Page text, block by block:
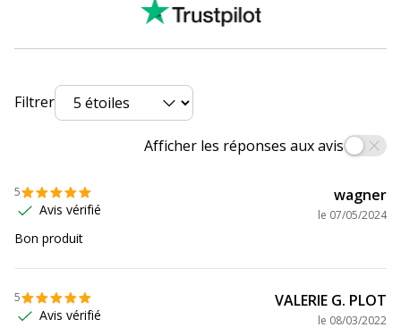
Informations sur les services
Normes de conformité
Caractéristiques environnementales
Données d'identification
Données d'identification
Marque
Filtrer
Afficher les réponses aux avis
5
Avis vérifié
wagner
le 07/05/2024
Bon produit
5
Avis vérifié
VALERIE G. PLOT
le 08/03/2022